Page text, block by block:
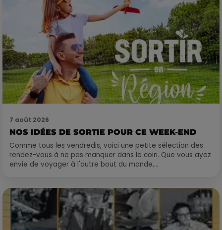
7 août 2026
NOS IDÉES DE SORTIE POUR CE WEEK-END
Comme tous les vendredis, voici une petite sélection des
rendez-vous à ne pas manquer dans le coin. Que vous ayez
envie de voyager à l'autre bout du monde,...